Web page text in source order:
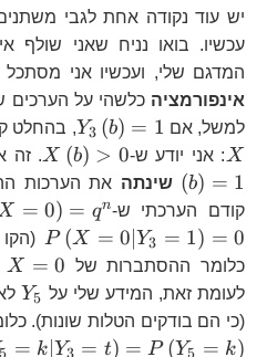
יש עוד נקודה אחת לגבי
עכשיו. בואו נניח שאני שולף
b\in
A
המדגם שלי, ועכשיו אני מסתכל
אינפורמציה כלשהי על הערכים
למשל, אם
Y3 (b) = 1 , בהחלט
X: אני יודע ש- X (b) > 0 . זה
(b) = 1 שינתה את הערכות X
קודם הערכתי ש-
= 0) = qn
P (X = 0∣Y3 = 1) = 0
כלומר ההסתברות של X=0
X = 0
לעומת זאת, המידע שלי עלY_{5}
Y5
(כי הם בודקים הטלות שונות).
= k Y = t) = P (Y = k)